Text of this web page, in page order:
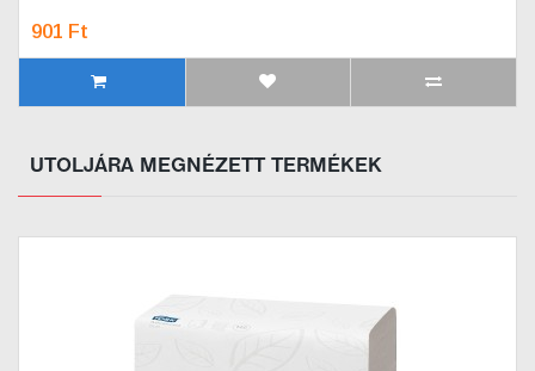
901 Ft
UTOLJÁRA MEGNÉZETT TERMÉKEK